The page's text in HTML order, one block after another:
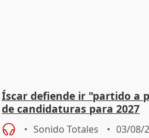
Íscar defiende ir "partido a
de candidaturas para 2027
Sonido Totales 03/08/